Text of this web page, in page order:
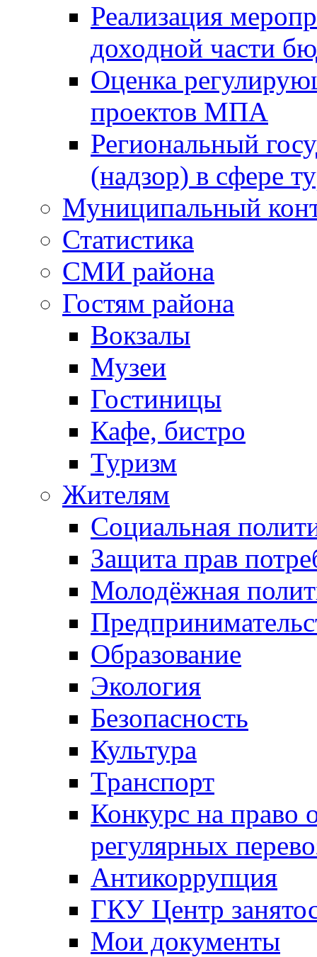
Реализация
доходной части
Оценка
проектов МПА
Региональный
(надзор) в сфере
Муниципальный
Статистика
СМИ района
Гостям района
Вокзалы
Музеи
Гостиницы
Кафе, бистро
Туризм
Жителям
Социальная
Защита прав
Молодёжная
Образование
Экология
Безопасность
Культура
Транспорт
Конкурс на право
регулярных
Антикоррупция
ГКУ Центр
Мои документы